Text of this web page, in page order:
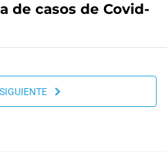
de casos de Covid-